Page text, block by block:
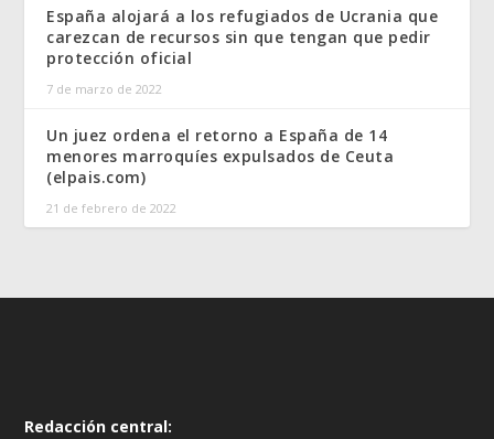
España alojará a los refugiados de Ucrania que
carezcan de recursos sin que tengan que pedir
protección oficial
7 de marzo de 2022
Un juez ordena el retorno a España de 14
menores marroquíes expulsados de Ceuta
(elpais.com)
21 de febrero de 2022
Redacción central: